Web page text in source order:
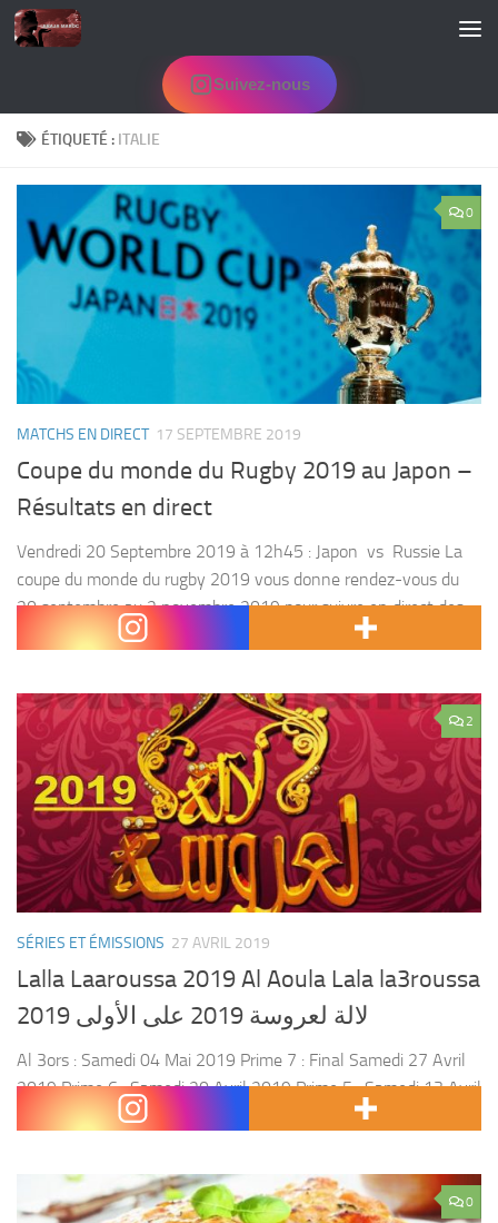
Skip to content
Suivez-nous
ÉTIQUETÉ : ITALIE
0
MATCHS EN DIRECT 17 SEPTEMBRE 2019
Coupe du monde du Rugby 2019 au Japon –
Résultats en direct
Vendredi 20 Septembre 2019 à 12h45 : Japon vs Russie La
coupe du monde du rugby 2019 vous donne rendez-vous du
20 septembre au 2 novembre 2019 pour suivre en direct des
chocs entre...
2
SÉRIES ET ÉMISSIONS 27 AVRIL 2019
Lalla Laaroussa 2019 Al Aoula Lala la3roussa
2019 لالة لعروسة 2019 على الأولى
Al 3ors : Samedi 04 Mai 2019 Prime 7 : Final Samedi 27 Avril
2019 Prime 6 : Samedi 20 Avril 2019 Prime 5 : Samedi 13 Avril
2019 Prime 4 : Samedi 6...
0